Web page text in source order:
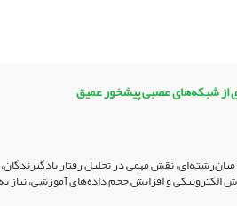
از شبکه‌های عصبی پیشخور عمیق
نقش مهمی در تحلیل رفتار
الکترونیکی و افزایش حجم داده‌های آموزشی،